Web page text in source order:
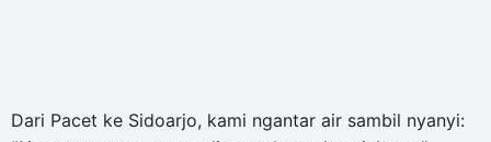
Dari Pacet ke Sidoarjo, kami ngantar air sambil nyanyi: